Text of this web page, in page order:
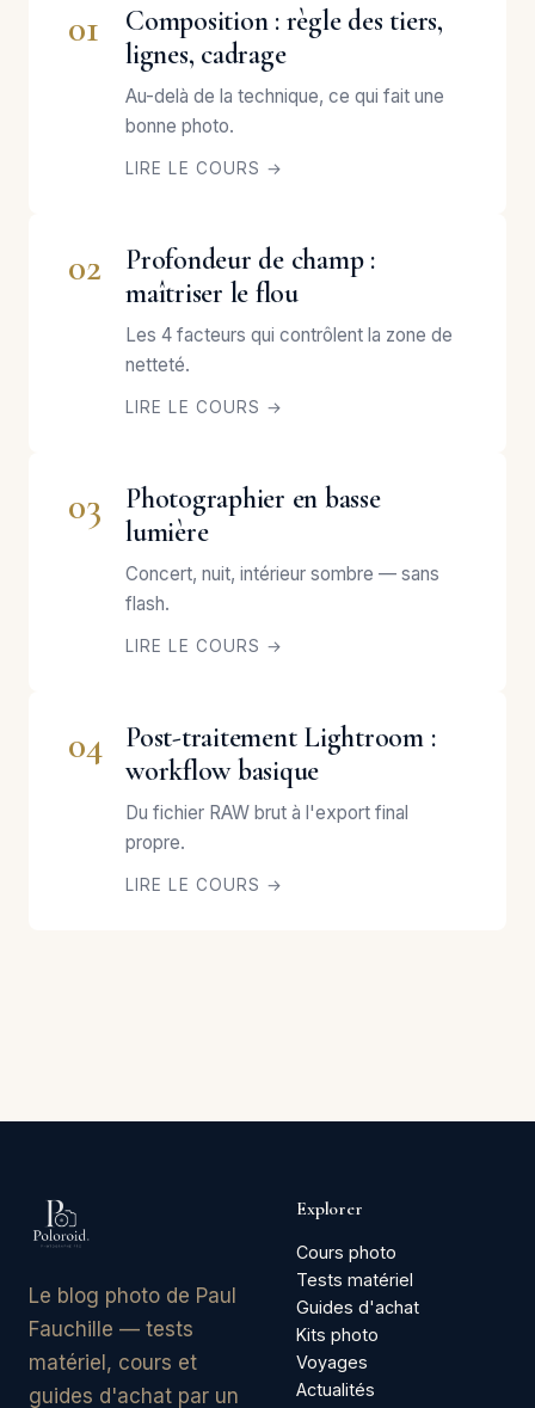
01
Composition : règle des tiers,
lignes, cadrage
Au-delà de la technique, ce qui fait une
bonne photo.
LIRE LE COURS →
02
Profondeur de champ :
maîtriser le flou
Les 4 facteurs qui contrôlent la zone de
netteté.
LIRE LE COURS →
03
Photographier en basse
lumière
Concert, nuit, intérieur sombre — sans
flash.
LIRE LE COURS →
04
Post-traitement Lightroom :
workflow basique
Du fichier RAW brut à l'export final
propre.
LIRE LE COURS →
Le blog photo de Paul
Fauchille — tests
matériel, cours et
guides d'achat par un
Explorer
Cours photo
Tests matériel
Guides d'achat
Kits photo
Voyages
Actualités